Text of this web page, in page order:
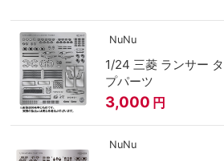
NuNu
1/24 三菱 ランサー
プパーツ
3,000 円
NuNu